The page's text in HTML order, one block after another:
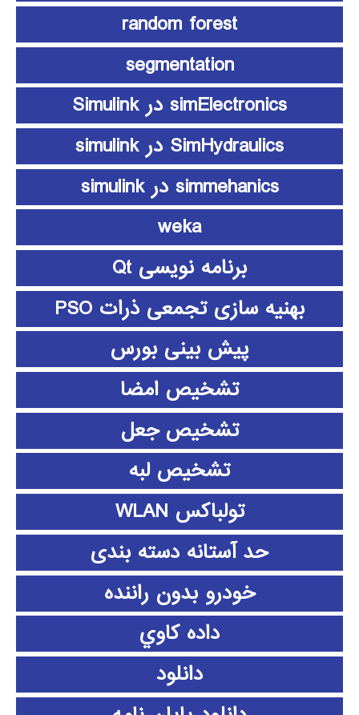
random forest
segmentation
simElectronics در Simulink
SimHydraulics در simulink
simmehanics در simulink
weka
برنامه نویسی Qt
بهنیه سازی تجمعی ذرات PSO
پیش بینی بورس
تشخیص امضا
تشخیص جعل
تشخیص لبه
تولباکس WLAN
حد آستانه دسته بندی
خودرو بدون راننده
داده كاوي
دانلود